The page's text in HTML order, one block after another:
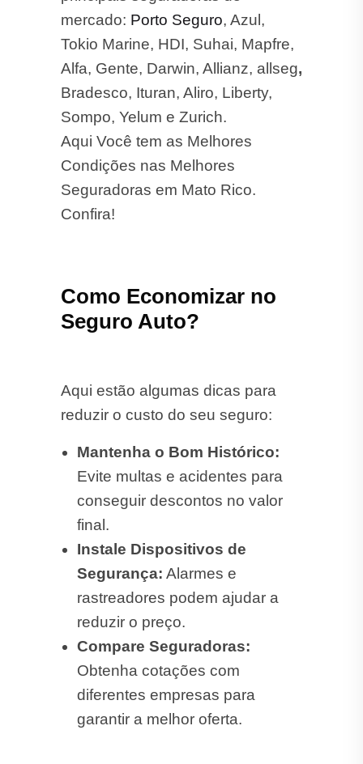
Aqui Você tem as Melhores
Condições nas Melhores
Seguradoras em Mato Rico.
Confira!
Como Economizar no
Seguro Auto?
reduzir o custo do seu seguro:
Mantenha o Bom Histórico:
conseguir descontos no valor
final.
Segurança:Alarmes e
rastreadores podem ajudar a
reduzir o preço.
Compare Seguradoras:
Obtenha cotações com
diferentes empresas para
garantir a melhor oferta.
Cotar Seguro Automóvel
em Mato Rico!